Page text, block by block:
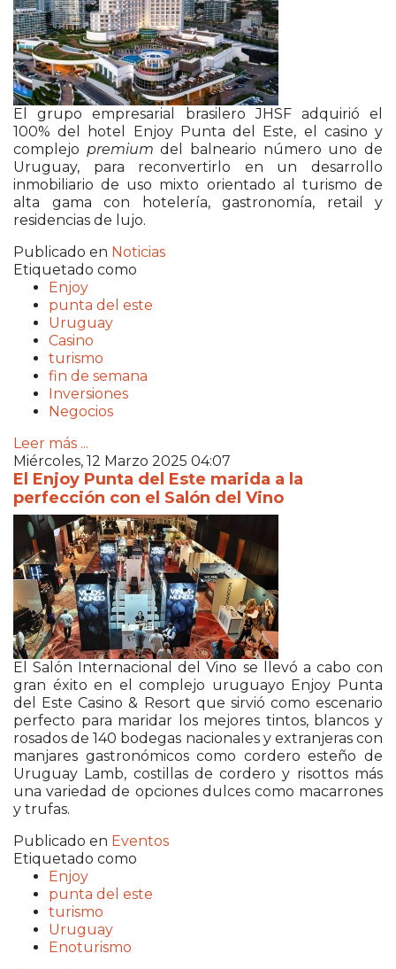
El grupo empresarial brasileroJHSFadquirió el
100% del hotel Enjoy Punta del Este, el casino y
complejo premium del balneario número uno de
Uruguay, para reconvertirlo en un desarrollo
inmobiliario de uso mixto orientado al turismo de
alta gama con hotelería, gastronomía, retail y
residencias de lujo.
Publicado en Noticias
Etiquetado como
Enjoy
punta del este
Uruguay
Casino
turismo
fin de semana
Inversiones
Negocios
Leer más ...
Miércoles, 12 Marzo 2025 04:07
El Enjoy Punta del Este marida a la
perfección con el Salón del Vino
El Salón Internacional del Vino se llevó a cabo con
gran éxito en el complejo uruguayo Enjoy Punta
del Este Casino & Resort que sirvió como escenario
perfecto para maridar los mejores tintos, blancos y
rosados de 140 bodegas nacionales y extranjeras con
manjares gastronómicos como cordero esteño de
Uruguay Lamb, costillas de cordero y risottos más
una variedad de opciones dulces como macarrones
y trufas.
Publicado en Eventos
Etiquetado como
Enjoy
punta del este
turismo
Uruguay
Enoturismo